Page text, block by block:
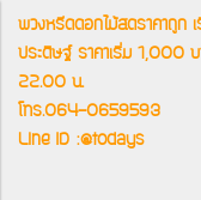
พวงหรีดดอกไม้สดราคาถูก
ประดิษฐ์ ราคาเริ่ม 1,000
22.00 น.
โทร.064-0659593
Line ID :@todays